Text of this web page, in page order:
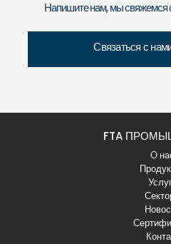
Напишите нам, мы свяжемся
Связаться с
FTA
О